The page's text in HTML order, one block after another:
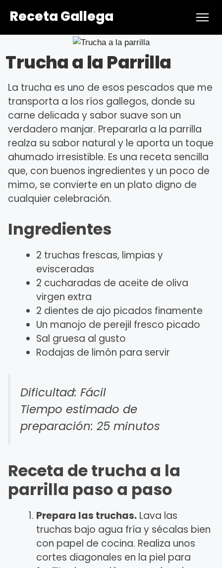
Receta Gallega
Trucha a la Parrilla
La trucha es uno de esos pescados que me
transporta a los ríos gallegos, donde su
carne delicada y sabor suave son un
verdadero manjar. Prepararla a la parrilla
realza su sabor natural y le aporta un toque
ahumado irresistible. Es una receta sencilla
que, con buenos ingredientes y un poco de
mimo, se convierte en un plato digno de
cualquier celebración.
Ingredientes
2 truchas frescas, limpias y
evisceradas
2 cucharadas de aceite de oliva
virgen extra
2 dientes de ajo picados finamente
Un manojo de perejil fresco picado
Sal gruesa al gusto
Rodajas de limón para servir
Dificultad: Fácil
Tiempo estimado de
preparación: 25 minutos
Receta de trucha a la
parrilla paso a paso
Prepara las truchas.Lava las
truchas bajo agua fría y sécalas bien
con papel de cocina. Realiza unos
cortes diagonales en la piel para